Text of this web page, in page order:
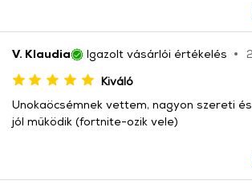
V. Klaudia Igazolt vásárlói értékelés
Kiváló
Unokaöcsémnek vettem, nagyon szereti
jól működik (fortnite-ozik vele)